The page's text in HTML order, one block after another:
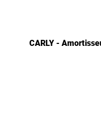
CARLY -